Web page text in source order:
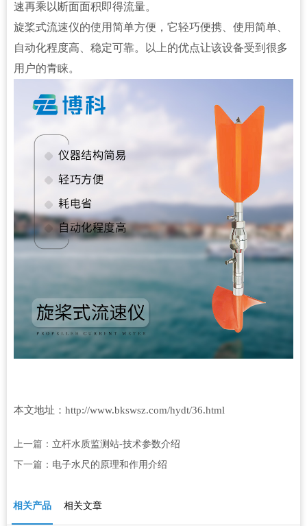
速再乘以断面面积即得流量。
旋桨式流速仪的使用简单方便，它轻巧便携、使用简单、
自动化程度高、稳定可靠。以上的优点让该设备受到很多
用户的青睐。
本文地址： http://www.bkswsz.com/hydt/36.html
上一篇： 立杆水质监测站-技术参数介绍
下一篇： 电子水尺的原理和作用介绍
相关产品 相关文章